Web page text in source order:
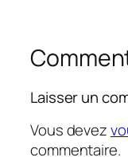
Laisser un
Vous devez
commentaire.